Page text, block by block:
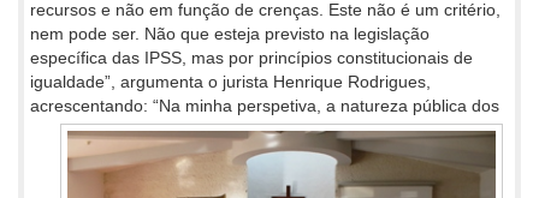
recursos e não em função de crenças. Este não é um critério,
nem pode ser. Não que esteja previsto na legislação
específica das IPSS, mas por princípios constitucionais de
igualdade”, argumenta o jurista Henrique Rodrigues,
acrescentando: “Na minha perspetiva, a natureza pública dos